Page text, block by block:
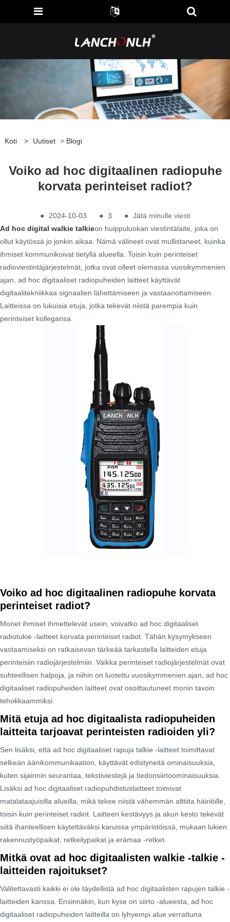
Koti > Uutiset > Blogi
Voiko ad hoc digitaalinen radiopuhe
korvata perinteiset radiot?
● 2024-10-03 ● 3 ● Jätä minulle viesti
Ad hoc digital walkie talkieon huippuluokan viestintälaite, joka on
ollut käytössä jo jonkin aikaa. Nämä välineet ovat mullistaneet, kuinka
ihmiset kommunikoivat tietyllä alueella. Toisin kuin perinteiset
radioviestintäjärjestelmät, jotka ovat olleet olemassa vuosikymmenien
ajan, ad hoc digitaaliset radiopuheiden laitteet käyttävät
digitaalitekniikkaa signaalien lähettämiseen ja vastaanottamiseen.
Laitteissa on lukuisia etuja, jotka tekevät niistä parempia kuin
perinteiset kollegansa.
Voiko ad hoc digitaalinen radiopuhe korvata
perinteiset radiot?
Monet ihmiset ihmettelevät usein, voivatko ad hoc digitaaliset
radiotukie -laitteet korvata perinteiset radiot. Tähän kysymykseen
vastaamiseksi on ratkaisevan tärkeää tarkastella laitteiden etuja
perinteisiin radiojärjestelmiin. Vaikka perinteiset radiojärjestelmät ovat
suhteellisen halpoja, ja niihin on luotettu vuosikymmenien ajan, ad hoc
digitaaliset radiopuheiden laitteet ovat osoittautuneet monin tavoin
tehokkaammiksi.
Mitä etuja ad hoc digitaalista radiopuheiden
laitteita tarjoavat perinteisten radioiden yli?
Sen lisäksi, että ad hoc digitaaliset rapuja talkie -laitteet toimittavat
selkeän äänikommunikaation, käyttävät edistyneitä ominaisuuksia,
kuten sijainnin seurantaa, tekstiviestejä ja tiedonsiirtoominaisuuksia.
Lisäksi ad hoc digitaaliset radiopuhdistuslaitteet toimivat
matalataajuisilla alueilla, mikä tekee niistä vähemmän alttiita häiriöille,
toisin kuin perinteiset radiot. Laitteen kestävyys ja akun kesto tekevät
siitä ihanteellisen käytettäväksi karuissa ympäristöissä, mukaan lukien
rakennustyöpaikat, retkeilypaikat ja erämaa -retket.
Mitkä ovat ad hoc digitaalisten walkie -talkie -
laitteiden rajoitukset?
Valitettavasti kaikki ei ole täydellistä ad hoc digitaalisten rapujen talkie -
laitteiden kanssa. Ensinnäkin, kun kyse on siirto -alueesta, ad hoc
digitaaliset radiopuheiden laitteilla on lyhyempi alue verrattuna